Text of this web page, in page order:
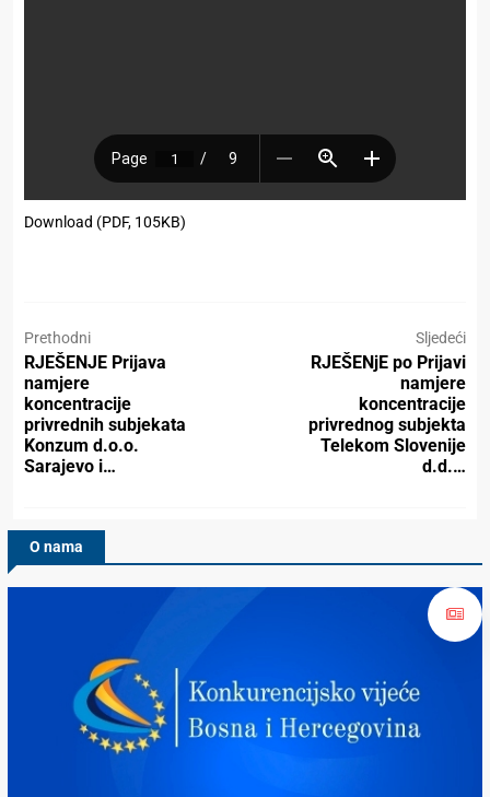
Download (PDF, 105KB)
Prethodni
RJEŠENJE Prijava
namjere
koncentracije
privrednih subjekata
Konzum d.o.o.
Sarajevo i…
Sljedeći
RJEŠENjE po Prijavi
namjere
koncentracije
privrednog subjekta
Telekom Slovenije
d.d.…
O nama